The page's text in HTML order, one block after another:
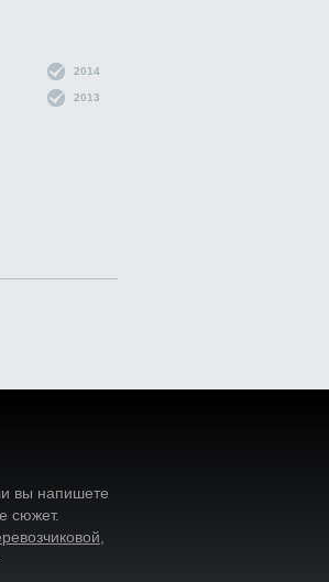
2014
2013
вы напишете
сюжет.